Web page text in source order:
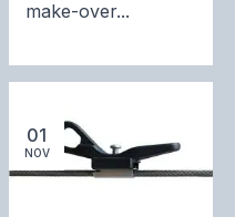
make-over...
01
NOV